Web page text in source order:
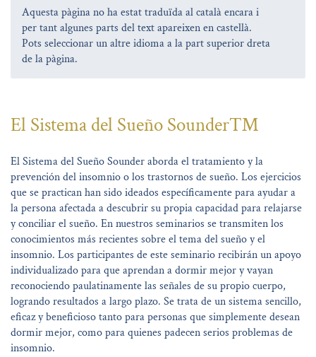
Aquesta pàgina no ha estat traduïda al català encara i
per tant algunes parts del text apareixen en castellà.
Pots seleccionar un altre idioma a la part superior dreta
de la pàgina.
El Sistema del Sueño Sounder™
El Sistema del Sueño Sounder aborda el tratamiento y la
prevención del insomnio o los trastornos de sueño. Los ejercicios
que se practican han sido ideados específicamente para ayudar a
la persona afectada a descubrir su propia capacidad para relajarse
y conciliar el sueño. En nuestros seminarios se transmiten los
conocimientos más recientes sobre el tema del sueño y el
insomnio. Los participantes de este seminario recibirán un apoyo
individualizado para que aprendan a dormir mejor y vayan
reconociendo paulatinamente las señales de su propio cuerpo,
logrando resultados a largo plazo. Se trata de un sistema sencillo,
eficaz y beneficioso tanto para personas que simplemente desean
dormir mejor, como para quienes padecen serios problemas de
insomnio.